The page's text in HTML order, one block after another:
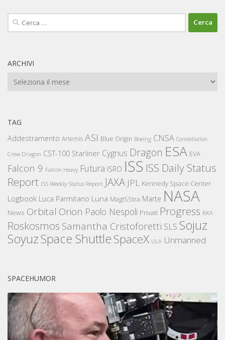
Ricerca
per:
ARCHIVI
Archivi
TAG
Addestramento Artemis ASI Blue Origin Boeing CNSA Constellation
Crew Dragon CST-100 Starliner Cygnus Dragon ESA EVA
Falcon 9 Falcon Heavy Futura ISRO ISS ISS Daily Status
Report ISS Weekly Status Report JAXA JPL Kennedy Space Center
Logbook Luca Parmitano Luna MagISStra Marte NASA
News Orbital Orion Paolo Nespoli Privati Progress RKA
Roskosmos Samantha Cristoforetti SLS Sojuz
SoyuzSpace ShuttleSpaceX ULA Unmanned
SPACEHUMOR